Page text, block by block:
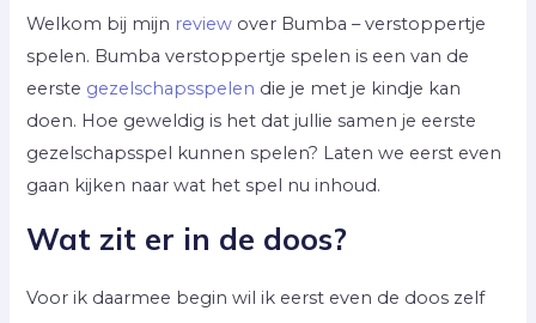
Welkom bij mijn review over Bumba – verstoppertje
spelen. Bumba verstoppertje spelen is een van de
eerste gezelschapsspelen die je met je kindje kan
doen. Hoe geweldig is het dat jullie samen je eerste
gezelschapsspel kunnen spelen? Laten we eerst even
gaan kijken naar wat het spel nu inhoud.
Wat zit er in de doos?
Voor ik daarmee begin wil ik eerst even de doos zelf